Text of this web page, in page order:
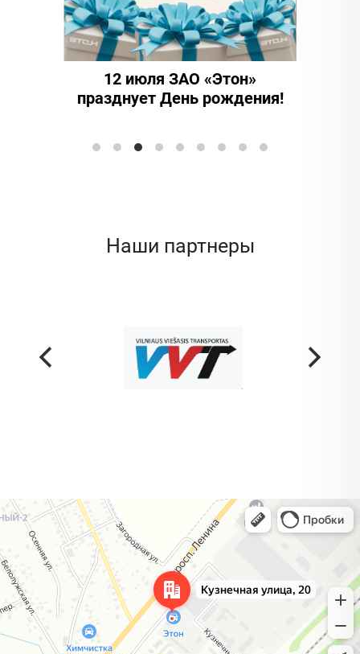
12 июля ЗАО «Этон»
празднует День рождения!
Наши партнеры
Жодино
Кузнечная улица, 20 — Яндекс Карты